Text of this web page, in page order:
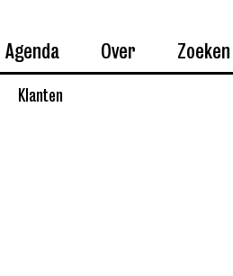
Klanten
Agenda Over Zoeken